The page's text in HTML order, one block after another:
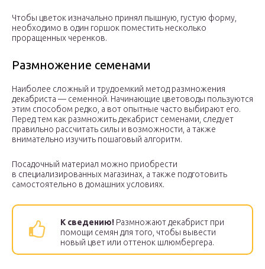
Чтобы цветок изначально принял пышную, густую форму,
необходимо в один горшок поместить несколько
проращенных черенков.
Размножение семенами
Наиболее сложный и трудоемкий метод размножения
декабриста — семенной. Начинающие цветоводы пользуются
этим способом редко, а вот опытные часто выбирают его.
Перед тем как размножить декабрист семенами, следует
правильно рассчитать силы и возможности, а также
внимательно изучить пошаговый алгоритм.
Посадочный материал можно приобрести
в специализированных магазинах, а также подготовить
самостоятельно в домашних условиях.
К сведению! Размножают декабрист при
помощи семян для того, чтобы вывести
новый цвет или оттенок шлюмбергера.